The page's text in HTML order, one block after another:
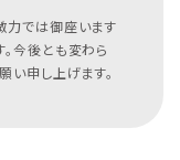
力では御座います
今後とも変わら
い申し上げます。